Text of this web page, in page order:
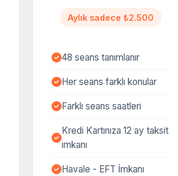
Aylık sadece ₺2.500
48 seans tanımlanır
Her seans farklı konular
Farklı seans saatleri
Kredi Kartınıza 12 ay taksit
imkanı
Havale - EFT İmkanı